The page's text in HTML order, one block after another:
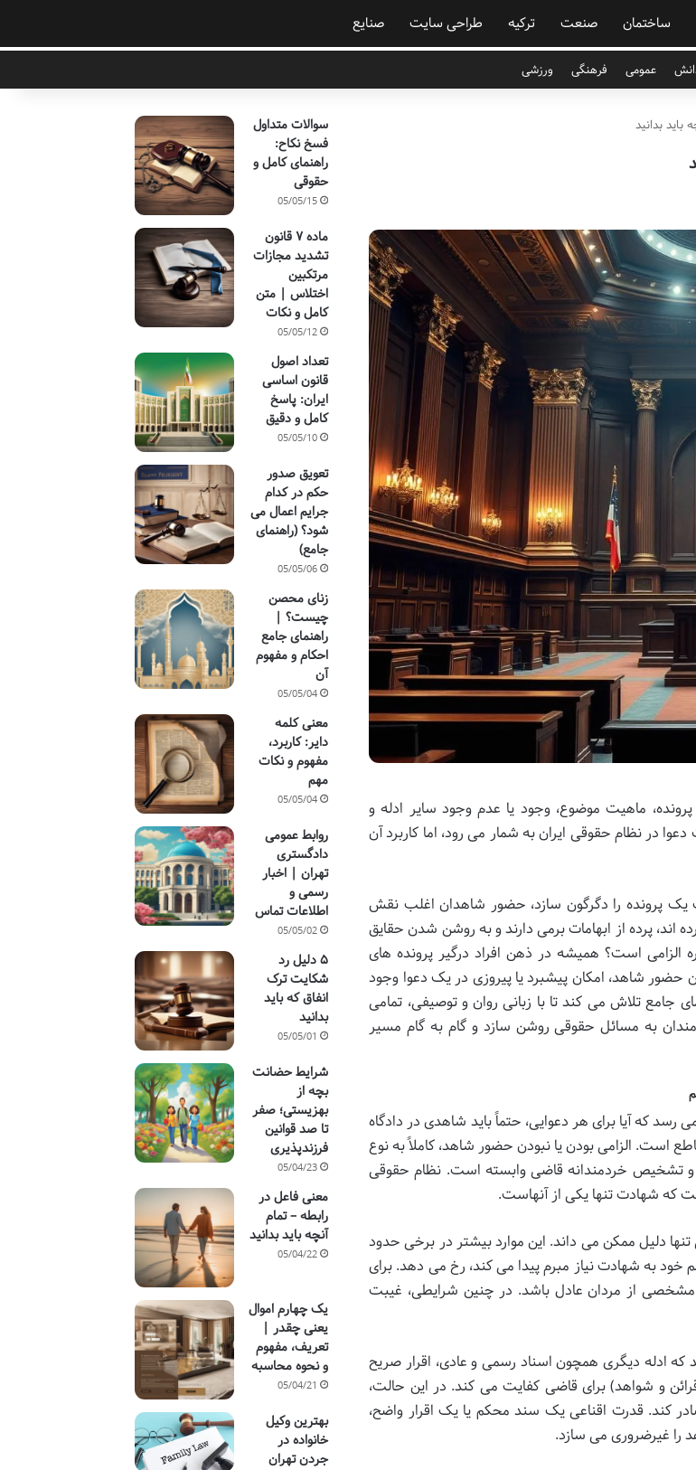
ساختمان صنعت ترکیه طراحی سایت صنایع
عمومی فرهنگی ورزشی
بدانید
ماهیت موضوع، وجود یا عدم وجود سایر ادله و
در نظام حقوقی ایران به شمار می رود، اما کاربرد آن
پرونده را دگرگون سازد، حضور شاهدان اغلب نقش
اند، پرده از ابهامات برمی دارند و به روشن شدن حقایق
است؟ همیشه در ذهن افراد درگیر پرونده های
شاهد، امکان پیشبرد یا پیروزی در یک دعوا وجود
جامع تلاش می کند تا با زبانی روان و توصیفی، تمامی
مندان به مسائل حقوقی روشن سازد و گام به گام مسیر
که آیا برای هر دعوایی، حتماً باید شاهدی در دادگاه
الزامی بودن یا نبودن حضور شاهد، کاملاً به نوع
و تشخیص خردمندانه قاضی وابسته است. نظام حقوقی
که شهادت تنها یکی از آنهاست.
دلیل ممکن می داند. این موارد بیشتر در برخی حدود
به شهادت نیاز مبرم پیدا می کند، رخ می دهد. برای
از مردان عادل باشد. در چنین شرایطی، غیبت
که ادله دیگری همچون اسناد رسمی و عادی، اقرار صریح
و شواهد) برای قاضی کفایت می کند. در این حالت،
کند. قدرت اقناعی یک سند محکم یا یک اقرار واضح،
را غیرضروری می سازد.
سوالات متداول
فسخ نکاح:
راهنمای کامل و
حقوقی
05/05/15
ماده ۷ قانون
تشدید مجازات
مرتکبین
اختلاس | متن
کامل و نکات
05/05/12
تعداد اصول
قانون اساسی
ایران: پاسخ
کامل و دقیق
05/05/10
تعویق صدور
حکم در کدام
جرایم اعمال می
شود؟ (راهنمای
جامع)
05/05/06
زنای محصن
چیست؟ |
راهنمای جامع
احکام و مفهوم
آن
05/05/04
معنی کلمه
دایر: کاربرد،
مفهوم و نکات
مهم
05/05/04
روابط عمومی
دادگستری
تهران | اخبار
رسمی و
اطلاعات تماس
05/05/02
۵ دلیل رد
شکایت ترک
انفاق که باید
بدانید
05/05/01
شرایط حضانت
بچه از
بهزیستی؛ صفر
تا صد قوانین
فرزندپذیری
05/04/23
معنی فاعل در
رابطه – تمام
آنچه باید بدانید
05/04/22
یک چهارم اموال
یعنی چقدر |
تعریف، مفهوم
و نحوه محاسبه
05/04/21
بهترین وکیل
خانواده در
جردن تهران